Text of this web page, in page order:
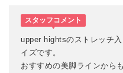
スタッフコメント
upper hightsのストレッチ
イズです。
おすすめの美脚ラインから